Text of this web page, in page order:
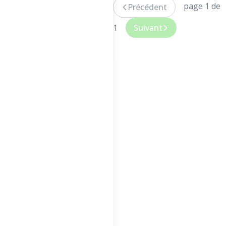
Précédent
page 1 de
1
Suivant